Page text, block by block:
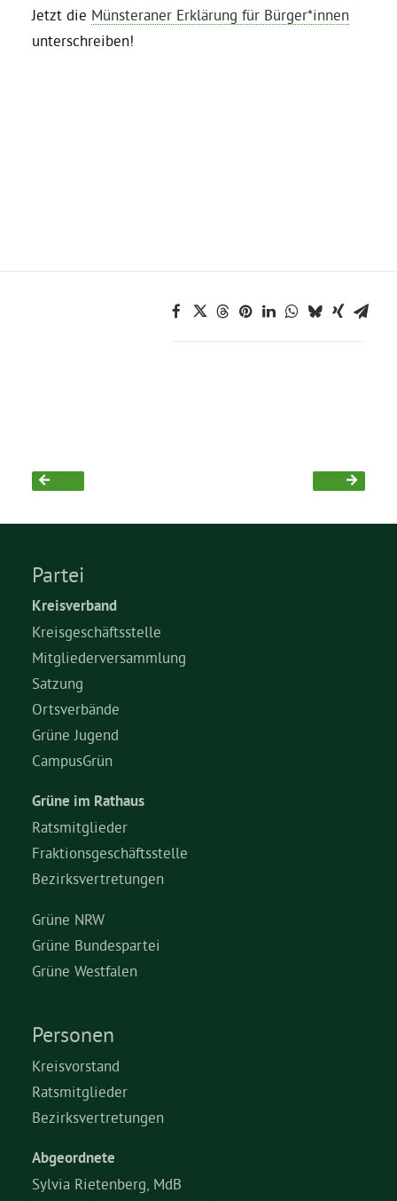
Grüne Jugend
Jetzt die Münsteraner Erklärung für Bürger*innen
unterschreiben!
Partei
Kreisverband
Kreisgeschäftsstelle
Mitgliederversammlung
Satzung
Ortsverbände
Grüne Jugend
CampusGrün
Grüne im Rathaus
Ratsmitglieder
Fraktionsgeschäftsstelle
Bezirksvertretungen
Grüne NRW
Grüne Bundespartei
Grüne Westfalen
Personen
Kreisvorstand
Ratsmitglieder
Bezirksvertretungen
Abgeordnete
Sylvia Rietenberg, MdB